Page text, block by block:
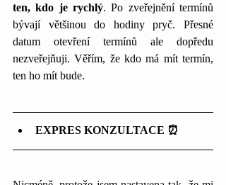
ten, kdo je rychlý. Po zveřejnění termínů
bývají většinou do hodiny pryč. Přesné
datum otevření termínů ale dopředu
nezveřejňuji. Věřím, že kdo má mít termín,
ten ho mít bude.
EXPRES KONZULTACE ⏰